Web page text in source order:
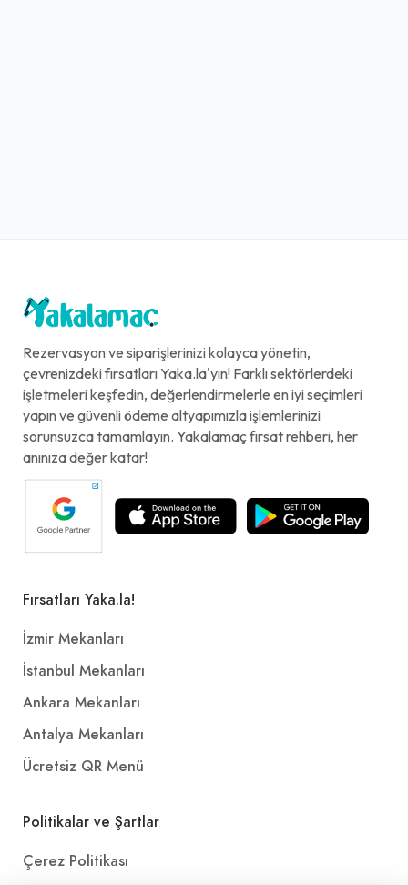
Rezervasyon ve siparişlerinizi kolayca yönetin,
çevrenizdeki fırsatları Yaka.la'yın! Farklı sektörlerdeki
işletmeleri keşfedin, değerlendirmelerle en iyi seçimleri
yapın ve güvenli ödeme altyapımızla işlemlerinizi
sorunsuzca tamamlayın. Yakalamaç fırsat rehberi, her
anınıza değer katar!
Fırsatları Yaka.la!
İzmir Mekanları
İstanbul Mekanları
Ankara Mekanları
Antalya Mekanları
Ücretsiz QR Menü
Politikalar ve Şartlar
Çerez Politikası